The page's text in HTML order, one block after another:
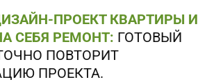
ПРОЕКТ КВАРТИРЫ И
СЕБЯ РЕМОНТ: ГОТОВЫЙ
ПОВТОРИТ
ПРОЕКТА.